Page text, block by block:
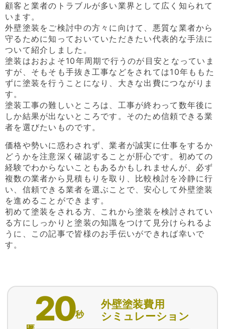
顧客と業者のトラブルが多い業界として広く知られて
います。
外壁塗装をご検討中の方々に向けて、悪質な業者から
守るために知っておいていただきたい代表的な手法に
ついて紹介しました。
塗装はおおよそ10年周期で行うのが目安となっていま
すが、そもそも手抜き工事などをされては10年ももた
ずに塗装を行うことになり、大きな出費につながりま
す。
塗装工事の難しいところは、工事が終わって数年後に
しか結果が出ないところです。そのため信頼できる業
者を選びたいものです。
価格や勢いに惑わされず、業者が誠実に仕事をするか
どうかを注意深く確認することが肝心です。初めての
経験でわからないこともあるかもしれませんが、必ず
複数の業者から見積もりを取り、比較検討を冷静に行
い、信頼できる業者を選ぶことで、安心して外壁塗装
を進めることができます。
初めて塗装をされる方、これから塗装を検討されてい
る方にしっかりと塗装の知識をつけて見分けられるよ
うに、この記事で皆様のお手伝いができれば幸いで
す。
20秒
外壁塗装費用
シミュレーション